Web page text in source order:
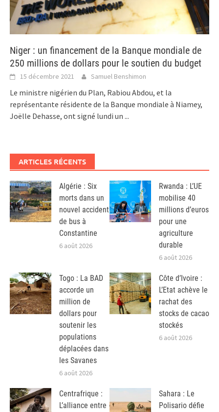
Niger : un financement de la Banque mondiale de
250 millions de dollars pour le soutien du budget
15 décembre 2021 Samuel Benshimon
Le ministre nigérien du Plan, Rabiou Abdou, et la
représentante résidente de la Banque mondiale à Niamey,
Joëlle Dehasse, ont signé lundi un ...
ARTICLES RÉCENTS
Algérie : Six
morts dans un
nouvel accident
de bus à
Constantine
6 août 2026
Rwanda : L’UE
mobilise 40
millions d’euros
pour une
agriculture
durable
6 août 2026
Togo : La BAD
accorde un
million de
dollars pour
soutenir les
populations
déplacées dans
les Savanes
6 août 2026
Côte d’Ivoire :
L’Etat achève le
rachat des
stocks de cacao
stockés
6 août 2026
Centrafrique :
L’alliance entre
Sahara : Le
Polisario défie